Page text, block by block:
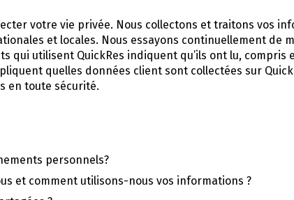
votre vie privée. Nous collectons et traitons vos
et locales. Nous essayons continuellement de
qui utilisent QuickRes indiquent qu’ils ont lu, compris
quelles données client sont collectées sur
en toute sécurité.
personnels?
et comment utilisons-nous vos informations ?